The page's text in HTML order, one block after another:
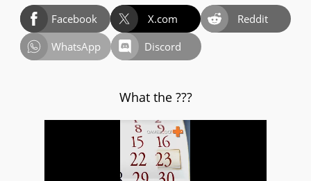
Facebook X.com
Reddit
WhatsApp
Discord
What the ???